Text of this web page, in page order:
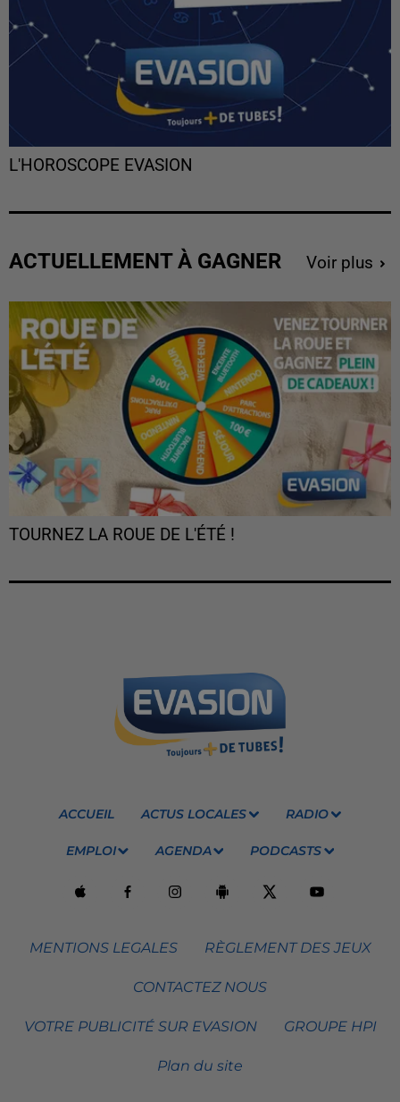
L'HOROSCOPE EVASION
ACTUELLEMENT À GAGNER Voir plus
TOURNEZ LA ROUE DE L'ÉTÉ !
ACCUEIL ACTUS LOCALES RADIO
EMPLOI AGENDA PODCASTS
MENTIONS LEGALES RÈGLEMENT DES JEUX
CONTACTEZ NOUS
VOTRE PUBLICITÉ SUR EVASION GROUPE HPI
Plan du site